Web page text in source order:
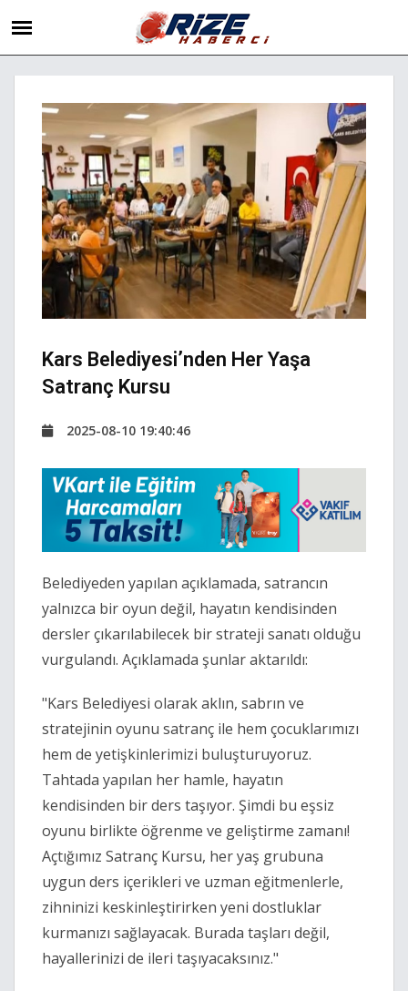
Kars Belediyesi’nden Her Yaşa
Satranç Kursu
2025-08-10 19:40:46
Belediyeden yapılan açıklamada, satrancın
yalnızca bir oyun değil, hayatın kendisinden
dersler çıkarılabilecek bir strateji sanatı olduğu
vurgulandı. Açıklamada şunlar aktarıldı:
"Kars Belediyesi olarak aklın, sabrın ve
stratejinin oyunu satranç ile hem çocuklarımızı
hem de yetişkinlerimizi buluşturuyoruz.
Tahtada yapılan her hamle, hayatın
kendisinden bir ders taşıyor. Şimdi bu eşsiz
oyunu birlikte öğrenme ve geliştirme zamanı!
Açtığımız Satranç Kursu, her yaş grubuna
uygun ders içerikleri ve uzman eğitmenlerle,
zihninizi keskinleştirirken yeni dostluklar
kurmanızı sağlayacak. Burada taşları değil,
hayallerinizi de ileri taşıyacaksınız."